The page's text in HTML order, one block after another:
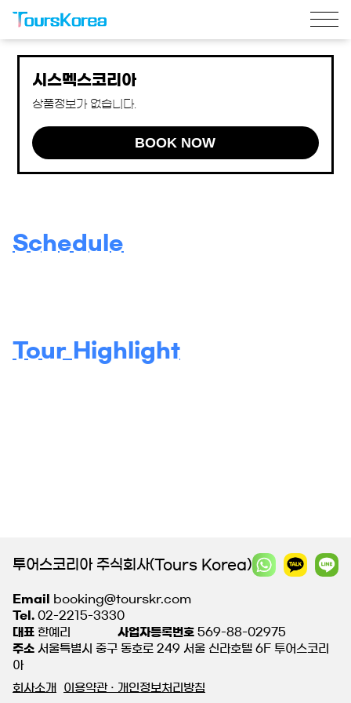
시스멕스코리아
상품정보가 없습니다.
BOOK NOW
Schedule
Tour Highlight
투어스코리아 주식회사(Tours Korea)
Email
booking@tourskr.com
Tel. 02-2215-3330
대표 한예리 사업자등록번호 569-88-02975
주소 서울특별시 중구 동호로 249 서울 신라호텔 6F 투어스코리
아
회사소개
이용약관 · 개인정보처리방침